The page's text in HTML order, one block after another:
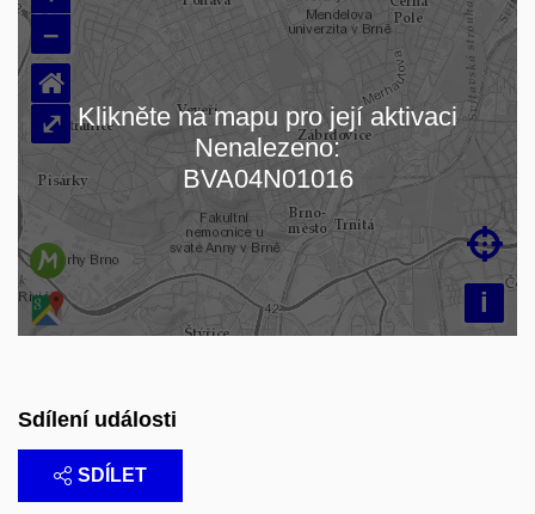
Načítám mapu…
–
i

⌂
⤢ Klikněte na mapu pro její aktivaci
Nenalezeno:
BVA04N01016
Sdílení události
SDÍLET